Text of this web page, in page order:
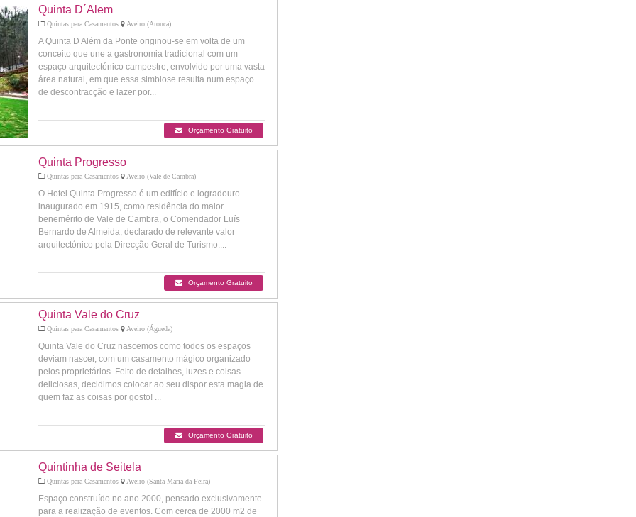
Quinta D´Alem
Quintas para Casamentos Aveiro (Arouca)
A Quinta D Além da Ponte originou-se em volta de um
conceito que une a gastronomia tradicional com um
espaço arquitectónico campestre, envolvido por uma vasta
área natural, em que essa simbiose resulta num espaço
de descontracção e lazer por...
Orçamento Gratuito
Quinta Progresso
Quintas para Casamentos Aveiro (Vale de Cambra)
O Hotel Quinta Progresso é um edifício e logradouro
inaugurado em 1915, como residência do maior
benemérito de Vale de Cambra, o Comendador Luís
Bernardo de Almeida, declarado de relevante valor
arquitectónico pela Direcção Geral de Turismo....
Orçamento Gratuito
Quinta Vale do Cruz
Quintas para Casamentos Aveiro (Águeda)
Quinta Vale do Cruz nascemos como todos os espaços
deviam nascer, com um casamento mágico organizado
pelos proprietários. Feito de detalhes, luzes e coisas
deliciosas, decidimos colocar ao seu dispor esta magia de
quem faz as coisas por gosto! ...
Orçamento Gratuito
Quintinha de Seitela
Quintas para Casamentos Aveiro (Santa Maria da Feira)
Espaço construído no ano 2000, pensado exclusivamente
para a realização de eventos. Com cerca de 2000 m2 de